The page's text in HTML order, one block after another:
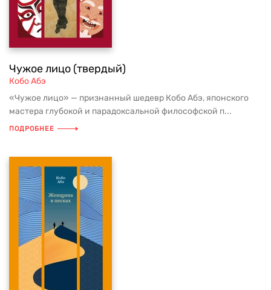
Чужое лицо (твердый)
Кобо Абэ
«Чужое лицо» — признанный шедевр Кобо Абэ, японского
мастера глубокой и парадоксальной философской п...
ПОДРОБНЕЕ